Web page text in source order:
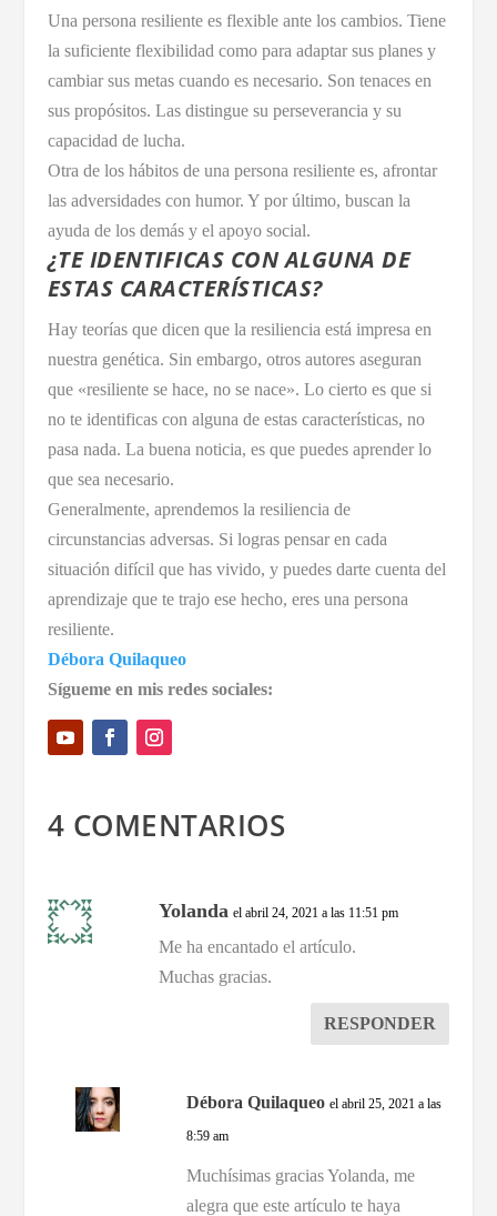
Una persona resiliente es flexible ante los cambios. Tiene
la suficiente flexibilidad como para adaptar sus planes y
cambiar sus metas cuando es necesario. Son tenaces en
sus propósitos. Las distingue su perseverancia y su
capacidad de lucha.
Otra de los hábitos de una persona resiliente es, afrontar
las adversidades con humor. Y por último, buscan la
ayuda de los demás y el apoyo social.
¿TE IDENTIFICAS CON ALGUNA DE
ESTAS CARACTERÍSTICAS?
Hay teorías que dicen que la resiliencia está impresa en
nuestra genética. Sin embargo, otros autores aseguran
que «resiliente se hace, no se nace». Lo cierto es que si
no te identificas con alguna de estas características, no
pasa nada. La buena noticia, es que puedes aprender lo
que sea necesario.
Generalmente, aprendemos la resiliencia de
circunstancias adversas. Si logras pensar en cada
situación difícil que has vivido, y puedes darte cuenta del
aprendizaje que te trajo ese hecho, eres una persona
resiliente.
Débora Quilaqueo
Sígueme en mis redes sociales:
4 COMENTARIOS
Yolanda el abril 24, 2021 a las 11:51 pm
Me ha encantado el artículo.
Muchas gracias.
RESPONDER
Débora Quilaqueo el abril 25, 2021 a las
8:59 am
Muchísimas gracias Yolanda, me
alegra que este artículo te haya